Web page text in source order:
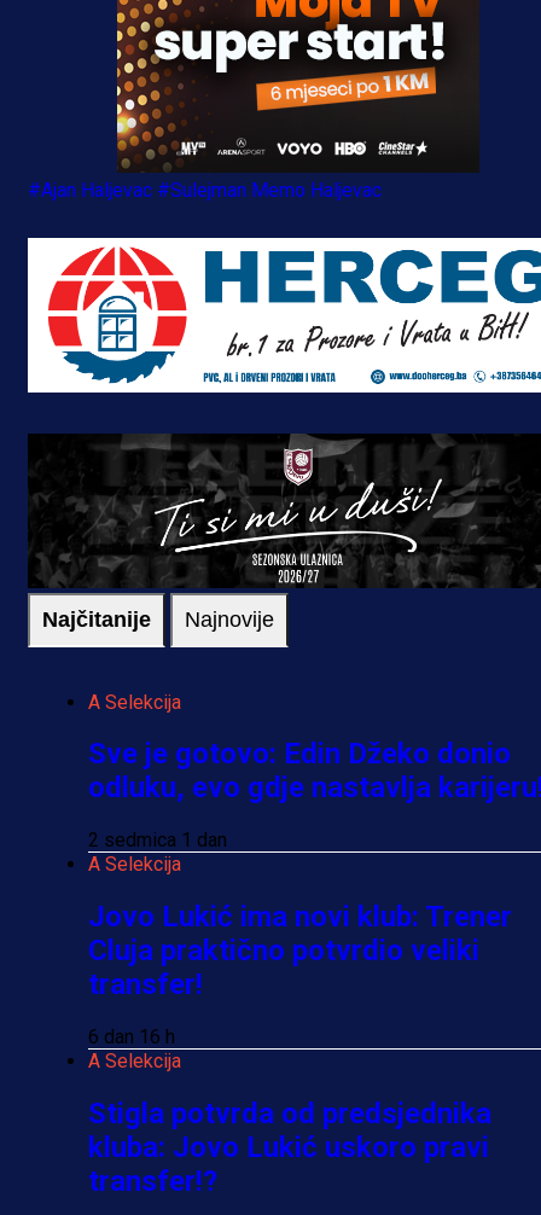
#Ajan Haljevac #Sulejman Memo Haljevac
Najčitanije Najnovije
A Selekcija
Sve je gotovo: Edin Džeko donio
odluku, evo gdje nastavlja
2 sedmica 1 dan
A Selekcija
Jovo Lukić ima novi klub: Trener
Cluja praktično potvrdio veliki
transfer!
6 dan 16 h
A Selekcija
Stigla potvrda od predsjednika
kluba: Jovo Lukić uskoro pravi
transfer!?